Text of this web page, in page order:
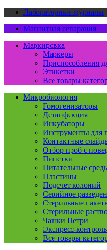
Лабораторные журналы
Магнитная сепарация
Маркировка
Маркеры
Приспособления
Этикетки
Все товары
Микробиология
Гомогенизаторы
Дезинфекция
Инкубаторы
Инструменты для
Контактные
Отбор проб с
Пипетки
Питательные
Пластины
Подсчет колоний
Серийное
Стерильные
Стерильные
Чашки Петри
Экспресс-контроль
Все товары